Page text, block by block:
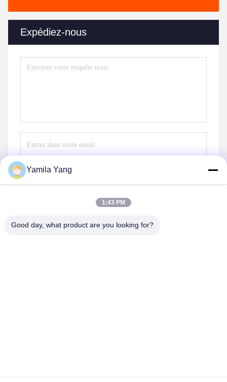
Expédiez-nous
Envoyez
Yamila Yang
1:43 PM
Good day, what product are you looking for?